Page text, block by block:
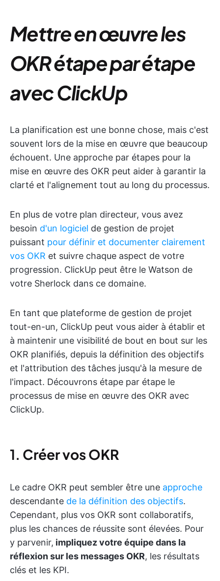
Mettre en œuvre les
OKR étape par étape
avec ClickUp
La planification est une bonne chose, mais c'est
souvent lors de la mise en œuvre que beaucoup
échouent. Une approche par étapes pour la
mise en œuvre des OKR peut aider à garantir la
clarté et l'alignement tout au long du processus.
En plus de votre plan directeur, vous avez
besoin d'un logiciel de gestion de projet
puissant pour définir et documenter clairement
vos OKR et suivre chaque aspect de votre
progression. ClickUp peut être le Watson de
votre Sherlock dans ce domaine.
En tant que plateforme de gestion de projet
tout-en-un, ClickUp peut vous aider à établir et
à maintenir une visibilité de bout en bout sur les
OKR planifiés, depuis la définition des objectifs
et l'attribution des tâches jusqu'à la mesure de
l'impact. Découvrons étape par étape le
processus de mise en œuvre des OKR avec
ClickUp.
1. Créer vos OKR
Le cadre OKR peut sembler être une approche
descendante de la définition des objectifs.
Cependant, plus vos OKR sont collaboratifs,
plus les chances de réussite sont élevées. Pour
y parvenir, impliquez votre équipe dans la
réflexion sur les messages OKR, les résultats
clés et les KPI.